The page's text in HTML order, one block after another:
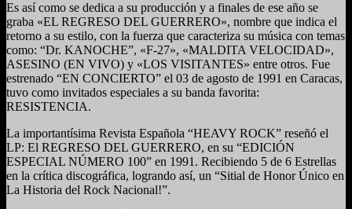
Es así como se dedica a su producción y a finales de ese año se
graba «EL REGRESO DEL GUERRERO», nombre que indica el
retorno a su estilo, con la fuerza que caracteriza su música con temas
como: “Dr. KANOCHE”, «F-27», «MALDITA VELOCIDAD»,
ASESINO (EN VIVO) y «LOS VISITANTES» entre otros. Fue
estrenado “EN CONCIERTO” el 03 de agosto de 1991 en Caracas,
tuvo como invitados especiales a su banda favorita:
RESISTENCIA.
La importantísima Revista Española “HEAVY ROCK” reseñó el
LP: El REGRESO DEL GUERRERO, en su “EDICIÓN
ESPECIAL NÚMERO 100” en 1991. Recibiendo 5 de 6 Estrellas
en la crítica discográfica, logrando así, un “Sitial de Honor Único en
La Historia del Rock Nacional!”.